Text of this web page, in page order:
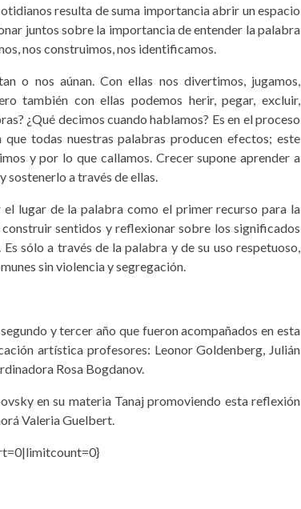
resulta de suma importancia abrir un espacio
juntos sobre la importancia de entender la palabra
nos construimos, nos identificamos.
o nos aúnan. Con ellas nos divertimos, jugamos,
también con ellas podemos herir, pegar, excluir,
¿Qué decimos cuando hablamos? Es en el proceso
todas nuestras palabras producen efectos; este
y por lo que callamos. Crecer supone aprender a
sostenerlo a través de ellas.
lugar de la palabra como el primer recurso para la
sentidos y reflexionar sobre los significados
sólo a través de la palabra y de su uso respetuoso,
sin violencia y segregación.
y tercer año que fueron acompañados en esta
artística profesores: Leonor Goldenberg, Julián
Rosa Bogdanov.
en su materia Tanaj promoviendo esta reflexión
Valeria Guelbert.